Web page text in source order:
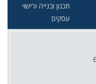
תכנון ובנייה ורישוי
עסקים